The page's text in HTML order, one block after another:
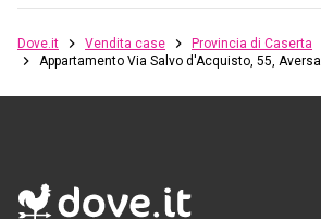
Dove.it Vendita case Provincia di Caserta
Appartamento Via Salvo d'Acquisto, 55, Aversa